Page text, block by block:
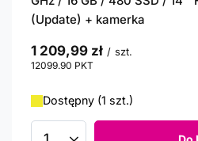
(Update) + kamerka
1 209,99 zł / szt.
12099.90 PKT
Dostępny (1 szt.)